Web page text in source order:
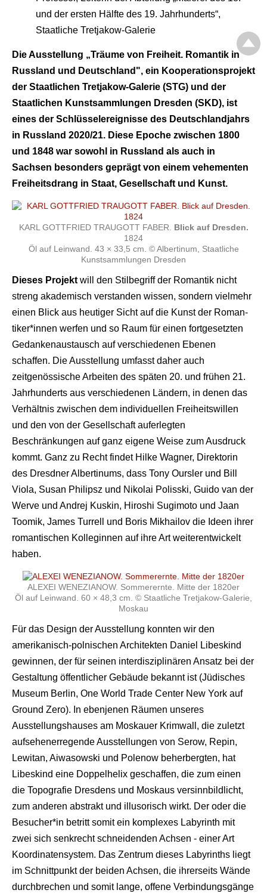
und der ersten Hälfte des 19. Jahrhunderts“,
Staatliche Tretjakow-Galerie
Die Ausstellung „Träume von Freiheit. Romantik in
Russland und Deutschland", ein Kooperationsprojekt
der Staatlichen Tretjakow-Galerie (STG) und der
Staatlichen Kunstsammlungen Dresden (SKD), ist
eines der Schlüsselereignisse des Deutschlandjahrs
in Russland 2020/21. Diese Epoche zwischen 1800
und 1848 war sowohl in Russland als auch in
Sachsen besonders geprägt von einem vehementen
Freiheitsdrang in Staat, Gesellschaft und Kunst.
KARL GOTTFRIED TRAUGOTT FABER. Blick auf Dresden.
1824
Öl auf Leinwand. 43 × 33,5 cm. © Albertinum, Staatliche
Kunstsammlungen Dresden
Dieses Projekt will den Stilbegriff der Romantik nicht
streng akademisch verstanden wissen, sondern vielmehr
einen Blick aus heutiger Sicht auf die Kunst der Roman-
tiker*innen werfen und so Raum für einen fortgesetzten
Gedankenaustausch auf verschiedenen Ebenen
schaffen. Die Ausstellung umfasst daher auch
zeitgenössische Arbeiten des späten 20. und frühen 21.
Jahrhunderts aus verschiedenen Ländern, in denen das
Verhältnis zwischen dem individuellen Freiheitswillen
und den von der Gesellschaft auferlegten
Beschränkungen auf ganz eigene Weise zum Ausdruck
kommt. Ganz zu Recht findet Hilke Wagner, Direktorin
des Dresdner Albertinums, dass Tony Oursler und Bill
Viola, Susan Philipsz und Nikolai Polisski, Guido van der
Werve und Andrej Kuskin, Hiroshi Sugimoto und Jaan
Toomik, James Turrell und Boris Mikhailov die Ideen ihrer
romantischen Kolleginnen auf ihre Art weiterentwickelt
haben.
ALEXEI WENEZIANOW. Sommerernte. Mitte der 1820er
Öl auf Leinwand. 60 × 48,3 cm. © Staatliche Tretjakow-Galerie,
Moskau
Für das Design der Ausstellung konnten wir den
amerikanisch-polnischen Architekten Daniel Libeskind
gewinnen, der für seinen interdisziplinären Ansatz bei der
Gestaltung öffentlicher Gebäude bekannt ist (Jüdisches
Museum Berlin, One World Trade Center New York auf
Ground Zero). In ebenjenen Räumen unseres
Ausstellungshauses am Moskauer Krimwall, die zuletzt
aufsehenerregende Ausstellungen von Serow, Repin,
Lewitan, Aiwasowski und Polenow beherbergten, hat
Libeskind eine Doppelhelix geschaffen, die zum einen
die Topografie Dresdens und Moskaus versinnbildlicht,
zum anderen abstrakt und illusorisch wirkt. Der oder die
Besucher*in betritt somit ein komplexes Labyrinth mit
zwei sich senkrecht schneidenden Achsen - einer Art
Koordinatensystem. Das Zentrum dieses Labyrinths liegt
im Schnittpunkt der beiden Achsen, die ihrerseits Wände
durchbrechen und somit lange, offene Verbindungsgänge